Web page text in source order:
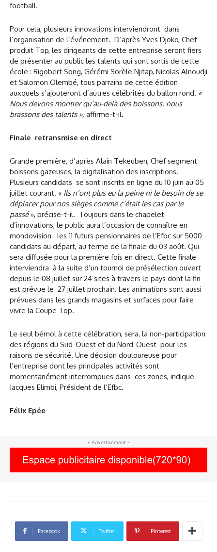
football.
Pour cela, plusieurs innovations interviendront dans
l’organisation de l’événement. D’après Yves Djoko, Chef
produit Top, les dirigeants de cette entreprise seront fiers
de présenter au public les talents qui sont sortis de cette
école : Rigobert Song, Gérémi Sorèle Njitap, Nicolas Alnoudji
et Salomon Olembé, tous parrains de cette édition
auxquels s’ajouteront d’autres célébrités du ballon rond. «
Nous devons montrer qu’au-delà des boissons, nous
brassons des talents », affirme-t-il.
Finale retransmise en direct
Grande première, d’après Alain Tekeuben, Chef segment
boissons gazeuses, la digitalisation des inscriptions.
Plusieurs candidats se sont inscrits en ligne du 10 juin au 05
juillet courant. « Ils n’ont plus eu la peine ni le besoin de se
déplacer pour nos sièges comme c’était les cas par le
passé», précise-t-il. Toujours dans le chapelet
d’innovations, le public aura l’occasion de connaître en
mondovision les 11 futurs pensionnaires de l’Efbc sur 5000
candidats au départ, au terme de la finale du 03 août. Qui
sera diffusée pour la première fois en direct. Cette finale
interviendra à la suite d’un tournoi de présélection ouvert
depuis le 08 juillet sur 24 sites à travers le pays dont la fin
est prévue le 27 juillet prochain. Les animations sont aussi
prévues dans les grands magasins et surfaces pour faire
vivre la Coupe Top.
Le seul bémol à cette célébration, sera, la non-participation
des régions du Sud-Ouest et du Nord-Ouest pour les
raisons de sécurité. Une décision douloureuse pour
l’entreprise dont les principales activités sont
momentanément interrompues dans ces zones, indique
Jacques Elimbi, Président de l’Efbc.
Félix Epée
- Advertisement -
Facebook Twitter Pinterest